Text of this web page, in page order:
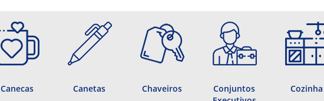
Canecas Canetas Chaveiros
Conjuntos
Cozinha